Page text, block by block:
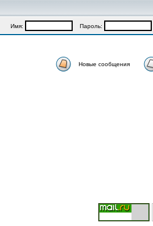
Имя: Пароль:
Новые сообщения